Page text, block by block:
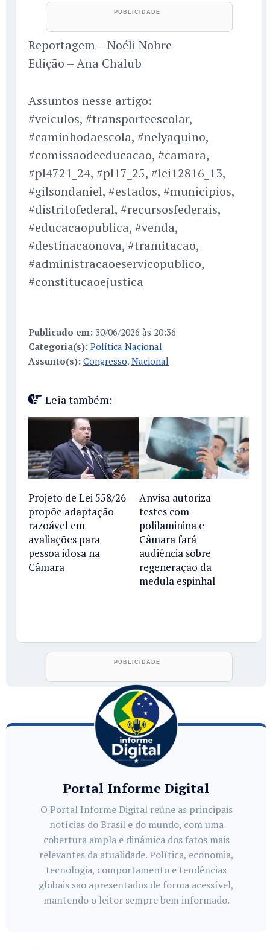
Reportagem – Noéli Nobre
Edição – Ana Chalub
Assuntos nesse artigo:
#veiculos, #transporteescolar,
#caminhodaescola, #nelyaquino,
#comissaodeeducacao, #camara,
#pl4721_24, #pl17_25, #lei12816_13,
#gilsondaniel, #estados, #municipios,
#distritofederal, #recursosfederais,
#educacaopublica, #venda,
#destinacaonova, #tramitacao,
#administracaoeservicopublico,
#constitucaoejustica
Publicado em: 30/06/2026 às 20:36
Categoria(s): Política Nacional
Assunto(s): Congresso, Nacional
Leia também:
Projeto de Lei 558/26
propõe adaptação
razoável em
avaliações para
pessoa idosa na
Câmara
Anvisa autoriza
testes com
polilaminina e
Câmara fará
audiência sobre
regeneração da
medula espinhal
Portal Informe Digital
O Portal Informe Digital reúne as principais
notícias do Brasil e do mundo, com uma
cobertura ampla e dinâmica dos fatos mais
relevantes da atualidade. Política, economia,
tecnologia, comportamento e tendências
globais são apresentados de forma acessível,
mantendo o leitor sempre bem informado.